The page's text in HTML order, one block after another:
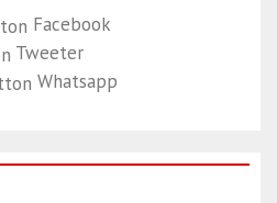
Facebook
Tweeter
Whatsapp